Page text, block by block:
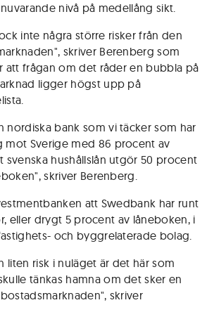
nivå på medellång sikt.
inte några större risker från den
skriver Berenberg som
att frågan om det råder en bubbla på
ligger högst upp på
nordiska bank som vi täcker som har
mot Sverige med 86 procent av
svenska hushållslån utgör 50 procent
skriver Berenberg.
att Swedbank har runt
eller drygt 5 procent av låneboken, i
och byggrelaterade bolag.
liten risk i nuläget är det här som
tänkas hamna om det sker en
skriver